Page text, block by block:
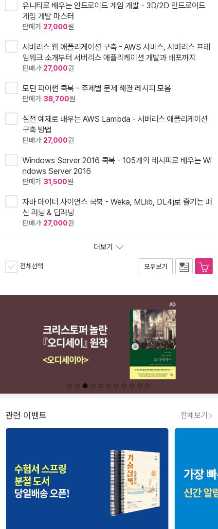
유니티로 배우는 안드로이드 게임 개발 - 3D/2D 안드로이드
게임 개발 마스터
판매가 27,000원
서버리스 웹 애플리케이션 구축 - AWS 서비스, 서버리스 프레
임워크 소개부터 서버리스 애플리케이션 개발과 배포까지
판매가 27,000원
모던 파이썬 쿡북 - 주제별 문제 해결 레시피 모음
판매가 38,700원
실전 예제로 배우는 AWS Lambda - 서버리스 애플리케이션
구축 방법
판매가 27,000원
Windows Server 2016 쿡북 - 105개의 레시피로 배우는 Wi
ndows Server 2016
판매가 31,500원
자바 데이터 사이언스 쿡북 - Weka, MLlib, DL4j로 즐기는 머
신 러닝 & 딥러닝
판매가 27,000원
더보기
전체선택 모두보기
관련 이벤트 전체보기